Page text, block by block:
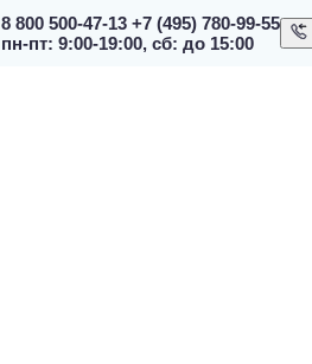
8 800 500-47-13 +7 (495) 780-99-55
пн-пт: 9:00-19:00, сб: до 15:00